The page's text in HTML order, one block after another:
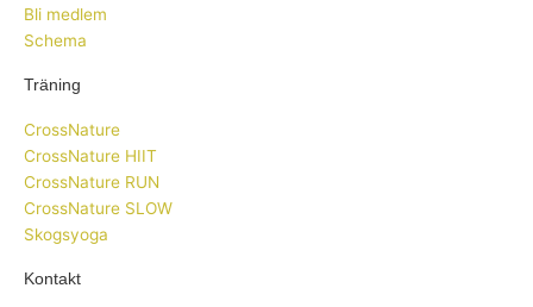
Bli medlem
Schema
Träning
CrossNature
CrossNature HIIT
CrossNature RUN
CrossNature SLOW
Skogsyoga
Kontakt